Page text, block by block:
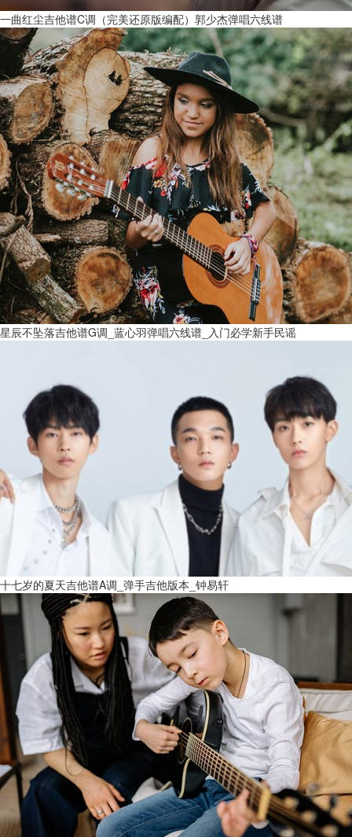
一曲红尘吉他谱C调（完美还原版编配）郭少杰弹唱六线谱
星辰不坠落吉他谱G调_蓝心羽弹唱六线谱_入门必学新手民谣
十七岁的夏天吉他谱A调_弹手吉他版本_钟易轩